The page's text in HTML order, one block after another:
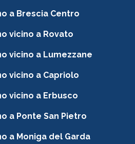
a Brescia Centro
vicino a Rovato
vicino a Lumezzane
vicino a Capriolo
vicino a Erbusco
a Ponte San Pietro
a Moniga del Garda